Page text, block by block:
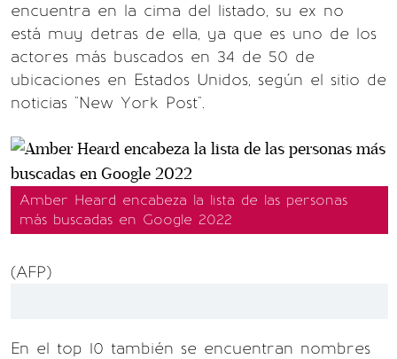
encuentra en la cima del listado, su ex no
está muy detras de ella, ya que es uno de los
actores más buscados en 34 de 50 de
ubicaciones en Estados Unidos, según el sitio de
noticias "New York Post".
Amber Heard encabeza la lista de las personas
más buscadas en Google 2022
(AFP)
En el top 10 también se encuentran nombres